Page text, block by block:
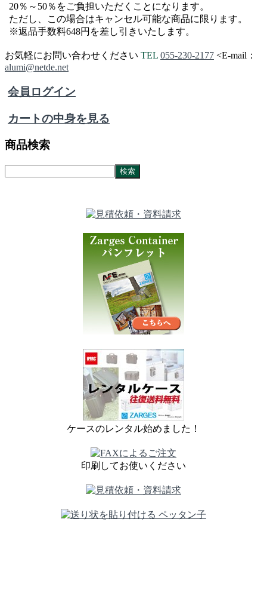
20％～50％をご負担いただくことになります。
ただし、この場合はキャンセル可能な商品に限ります。
※返品手数料648円を差し引きいたします。
お気軽にお問い合わせください TEL 055-230-2177 <E-mail：
alumi@netde.net
会員ログイン
カートの中身を見る
商品検索
ケースのレンタル始めました！
印刷してお使いください